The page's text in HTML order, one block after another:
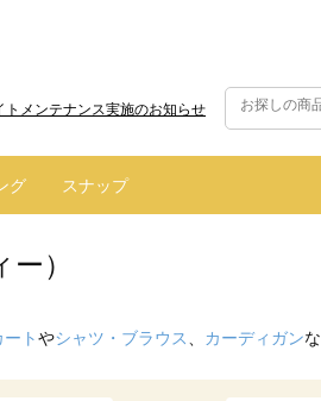
メンテナンス実施のお知らせ
グ スナップ
）
ートやシャツ・ブラウス カーディガン